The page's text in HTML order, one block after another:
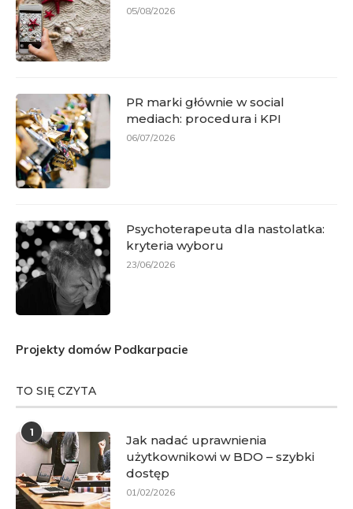
05/08/2026
PR marki głównie w social
mediach: procedura i KPI
06/07/2026
Psychoterapeuta dla nastolatka:
kryteria wyboru
23/06/2026
Projekty domów Podkarpacie
TO SIĘ CZYTA
1
Jak nadać uprawnienia
użytkownikowi w BDO – szybki
dostęp
01/02/2026